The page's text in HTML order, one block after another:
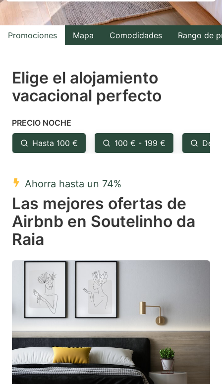
interact
with
the
select
a
Press
the
question
key
to
get
keyboard
shortcuts
for
changing
dates.
interact
with
the
select
a
the
question
to
get
shortcuts
dates.
Promociones Mapa Comodidades Rango de
Elige el alojamiento
vacacional perfecto
PRECIO NOCHE
Hasta 100 € 100 € - 199 €
Ahorra hasta un 74%
Las mejores ofertas de
Airbnb en Soutelinho da
Raia